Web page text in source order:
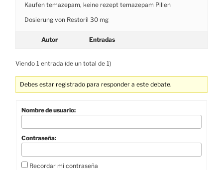
Kaufen temazepam, keine rezept temazepam Pillen
Dosierung von Restoril 30 mg
Autor Entradas
Viendo 1 entrada (de un total de 1)
Debes estar registrado para responder a este debate.
Nombre de usuario:
Contraseña:
Recordar mi contraseña